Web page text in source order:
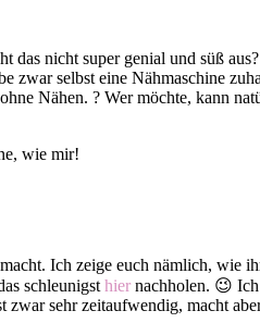
nicht super genial und süß
selbst eine Nähmaschine
Nähen. ? Wer möchte, kann
wie mir!
Ich zeige euch nämlich, wie
schleunigst hier nachholen. 😉
sehr zeitaufwendig, macht